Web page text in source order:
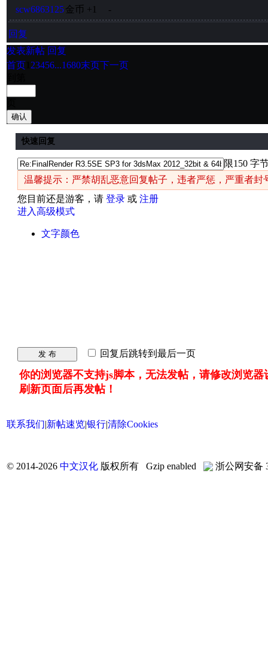
scw6863125金币 +1 -
回复
发表新帖 回复
首页 23456...1680末页下一页
确认
快速回复
限150 字
温馨提示：严禁胡乱恶意回复帖子，违者严惩，严重者封
您目前还是游客，请 登录 或 注册
进入高级模式
文字颜色
发 布 回复后跳转到最后一页
你的浏览器不支持js脚本，无法发帖，请修改浏览器
刷新页面后再发帖！
联系我们|新帖速览|银行|清除Cookies
© 2014-2026 中文汉化 版权所有 Gzip enabled 浙公网安备